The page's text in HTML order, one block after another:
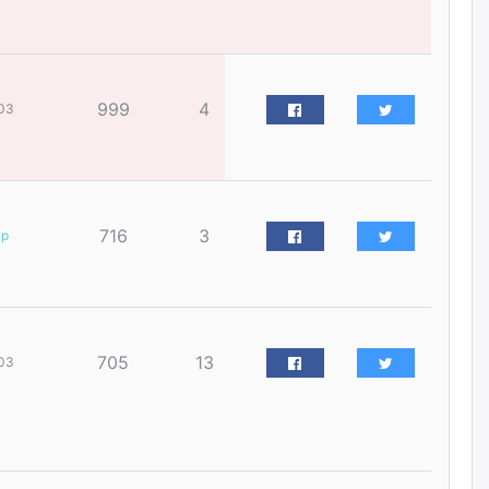
дурдлаа
Өмгөөлөгч Б.Оюунбилэг:
хууль хяналтын байгууллагаар
зогсоож, Арабын орнуудаас
999 4
716 3
705 13